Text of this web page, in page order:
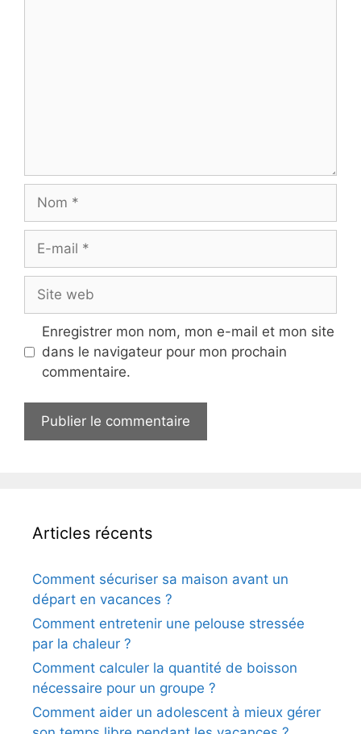
mail
web
Enregistrer mon nom, mon e-mail et mon site
dans le navigateur pour mon prochain
commentaire.
Articles récents
Comment sécuriser sa maison avant un
départ en vacances ?
Comment entretenir une pelouse stressée
par la chaleur ?
Comment calculer la quantité de boisson
nécessaire pour un groupe ?
Comment aider un adolescent à mieux gérer